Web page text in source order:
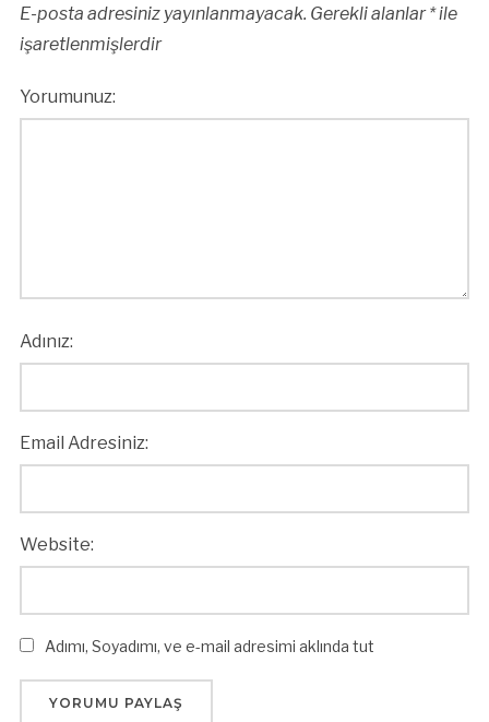
E-posta adresiniz yayınlanmayacak. Gerekli alanlar*ile
işaretlenmişlerdir
Yorumunuz:
Adınız:
Email Adresiniz:
Website:
Adımı, Soyadımı, ve e-mail adresimi aklında tut